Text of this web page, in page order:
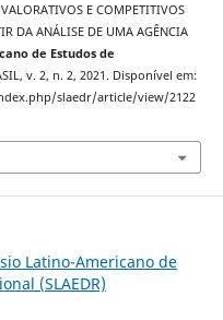
E COMPETITIVOS
DA ANÁLISE DE UMA AGÊNCIA
de Estudos de
v. 2, n. 2, 2021. Disponível em:
slaedr/article/view/2122
Latino-Americano de
(SLAEDR)